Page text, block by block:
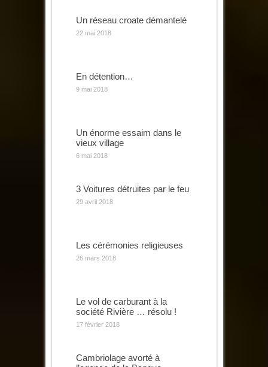
Un réseau croate démantelé
22 mai 2018
En détention…
9 mai 2018
Un énorme essaim dans le
vieux village
6 mai 2018
3 Voitures détruites par le feu
29 avril 2018
Les cérémonies religieuses
26 mars 2018
Le vol de carburant à la
société Rivière … résolu !
17 février 2018
Cambriolage avorté à